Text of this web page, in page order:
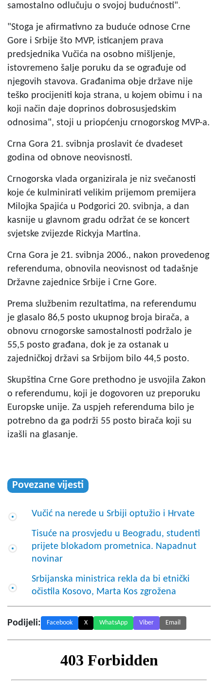
samostalno odlučuju o svojoj budućnosti".
"Stoga je afirmativno za buduće odnose Crne
Gore i Srbije što MVP, isticanjem prava
predsjednika Vučića na osobno mišljenje,
istovremeno šalje poruku da se ograđuje od
njegovih stavova. Građanima obje države nije
teško procijeniti koja strana, u kojem obimu i na
koji način daje doprinos dobrosusjedskim
odnosima", stoji u priopćenju crnogorskog MVP-a.
Crna Gora 21. svibnja proslavit će dvadeset
godina od obnove neovisnosti.
Crnogorska vlada organizirala je niz svečanosti
koje će kulminirati velikim prijemom premijera
Milojka Spajića u Podgorici 20. svibnja, a dan
kasnije u glavnom gradu održat će se koncert
svjetske zvijezde Rickyja Martina.
Crna Gora je 21. svibnja 2006., nakon provedenog
referenduma, obnovila neovisnost od tadašnje
Državne zajednice Srbije i Crne Gore.
Prema službenim rezultatima, na referendumu
je glasalo 86,5 posto ukupnog broja birača, a
obnovu crnogorske samostalnosti podržalo je
55,5 posto građana, dok je za ostanak u
zajedničkoj državi sa Srbijom bilo 44,5 posto.
Skupština Crne Gore prethodno je usvojila Zakon
o referendumu, koji je dogovoren uz preporuku
Europske unije. Za uspjeh referenduma bilo je
potrebno da ga podrži 55 posto birača koji su
izašli na glasanje.
Povezane vijesti
Vučić na nerede u Srbiji optužio i Hrvate
Tisuće na prosvjedu u Beogradu, studenti
prijete blokadom prometnica. Napadnut
novinar
Srbijanska ministrica rekla da bi etnički
očistila Kosovo, Marta Kos zgrožena
Podijeli: Facebook X WhatsApp Viber Email